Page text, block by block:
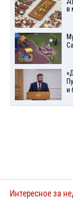
в
и
Интересное за